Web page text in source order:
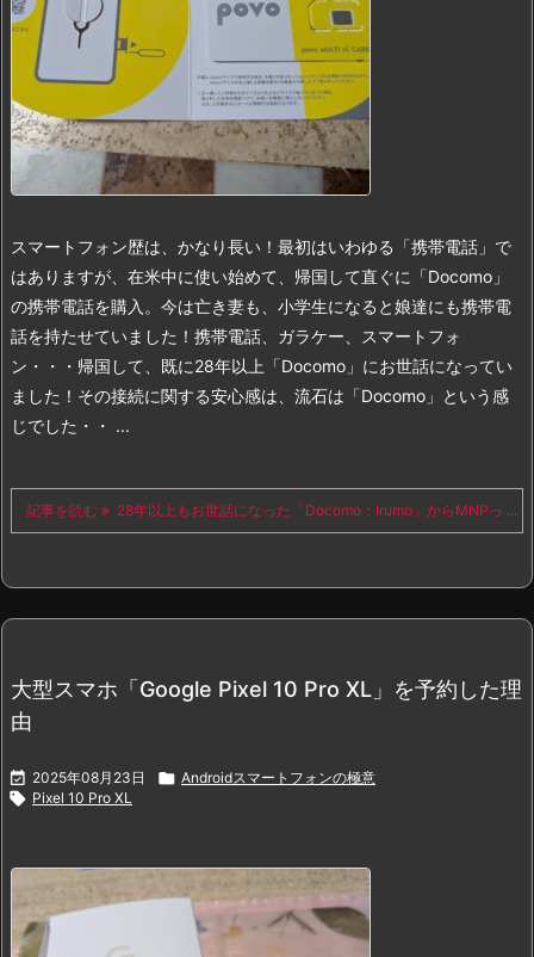
スマートフォン歴は、かなり長い！最初はいわゆる「携帯電話」で
はありますが、在米中に使い始めて、帰国して直ぐに「Docomo」
の携帯電話を購入。今は亡き妻も、小学生になると娘達にも携帯電
話を持たせていました！ 携帯電話、ガラケー、スマートフォ
ン・・・帰国して、既に28年以上「Docomo」にお世話になってい
ました！その接続に関する安心感は、流石は「Docomo」という感
じでした・・ ...
記事を読む 28年以上もお世話になった「Docomo：Irumo」からMNPっ ...
大型スマホ「Google Pixel 10 Pro XL」を予約した理
由
 2025年08月23日  Androidスマートフォンの極意
 Pixel 10 Pro XL